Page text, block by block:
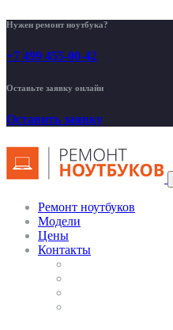
Нужен ремонт ноутбука?
+7 499 455-00-42
Оставьте заявку онлайн
Оставить заявку
Ремонт ноутбуков
Модели
Цены
Контакты